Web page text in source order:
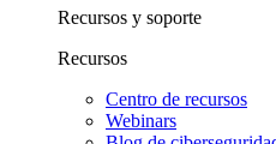
Recursos y soporte
Recursos
Centro de recursos
Webinars